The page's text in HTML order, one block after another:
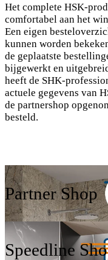
Het complete HSK-
comfortabel aan het
Een eigen
kunnen worden
de geplaatste
bijgewerkt en
heeft de SHK-
actuele gegevens van
de partnershop
besteld.
Partner Shop
Speedline